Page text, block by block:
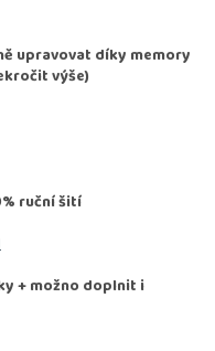
upravovat díky memory
výše)
ruční šití
+ možno doplnit i